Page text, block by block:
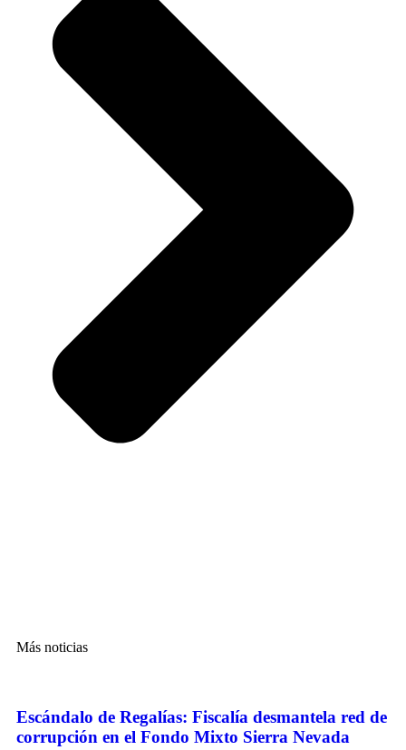
Más noticias
Escándalo de Regalías: Fiscalía desmantela red de
corrupción en el Fondo Mixto Sierra Nevada